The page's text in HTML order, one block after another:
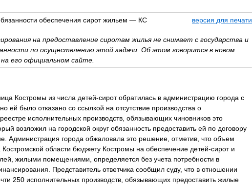
обеспечения сирот жильем — КС
версия для печати
на предоставление сиротам жилья не снимает с государства и
по осуществлению этой задачи. Об этом говорится в новом
его официальном сайте.
Костромы из числа детей-сирот обратилась в администрацию города с
ей было отказано со ссылкой на отсутствие производства о
исполнительных производств, обязывающих чиновников это
возложил на городской округ обязанность предоставить ей по договору
Администрация города обжаловала это решение, отметив, что объем
области бюджету Костромы на обеспечение детей-сирот и
жилыми помещениями, определяется без учета потребности в
Представитель ответчика сообщил суду, что в отношении
250 исполнительных производств, обязывающих предоставить жилые